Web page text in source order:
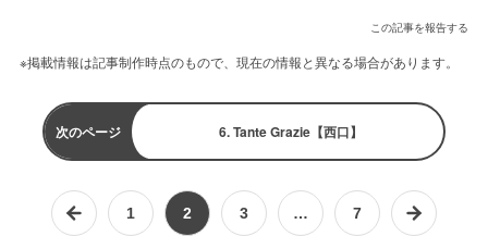
この記事を報告する
※掲載情報は記事制作時点のもので、現在の情報と異なる場合があります。
次のページ 6. Tante Grazie【西口】
1 2 3 … 7